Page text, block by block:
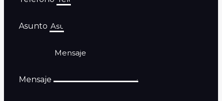
Asunto
Mensaje